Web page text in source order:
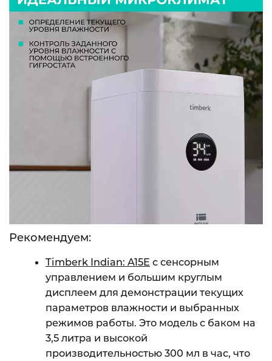
Рекомендуем:
Timberk Indian: A15E с сенсорным
управлением и большим круглым
дисплеем для демонстрации текущих
параметров влажности и выбранных
режимов работы. Это модель с баком на
3,5 литра и высокой
производительностью 300 мл в час, что